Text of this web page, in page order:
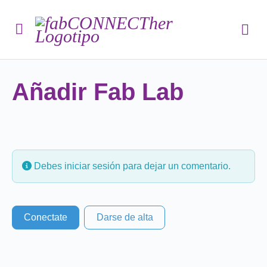
Añadir Fab Lab
Debes iniciar sesión para dejar un comentario.
Conectate Darse de alta